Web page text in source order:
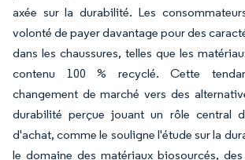
axée sur la durabilité. Les
volonté de payer davantage pour des
dans les chaussures, telles que les
contenu 100 % recyclé. Cette
changement de marché vers des
durabilité perçue jouant un rôle central
d'achat, comme le souligne l'étude sur la
le domaine des matériaux biosourcés,